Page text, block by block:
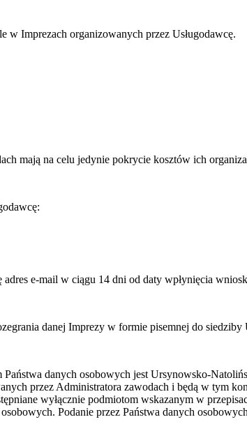
w Imprezach organizowanych przez Usługodawcę.
mają na celu jedynie pokrycie kosztów ich
e-mail w ciągu 14 dni od daty wpłynięcia
danej Imprezy w formie pisemnej do siedziby
danych osobowych jest Ursynowsko-
przez Administratora zawodach i będą w tym
wyłącznie podmiotom wskazanym w
Podanie przez Państwa danych